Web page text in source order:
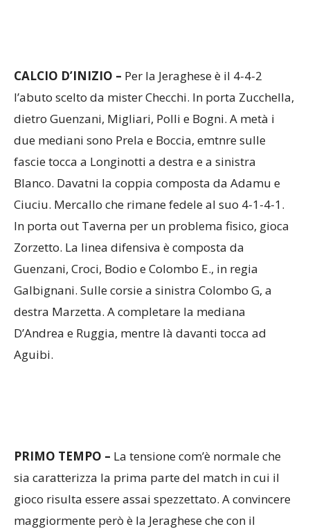
l’abuto scelto da mister Checchi. In porta Zucchella,
dietro Guenzani, Migliari, Polli e Bogni. A metà i
due mediani sono Prela e Boccia, emtnre sulle
fascie tocca a Longinotti a destra e a sinistra
Blanco. Davatni la coppia composta da Adamu e
Ciuciu. Mercallo che rimane fedele al suo 4-1-4-1.
In porta out Taverna per un problema fisico, gioca
Zorzetto. La linea difensiva è composta da
Guenzani, Croci, Bodio e Colombo E., in regia
Galbignani. Sulle corsie a sinistra Colombo G, a
destra Marzetta. A completare la mediana
D’Andrea e Ruggia, mentre là davanti tocca ad
Aguibi.
sia caratterizza la prima parte del match in cui il
gioco risulta essere assai spezzettato. A convincere
maggiormente però è la Jeraghese che con il
passare dei minuti riesce a sciogliersi sempre di